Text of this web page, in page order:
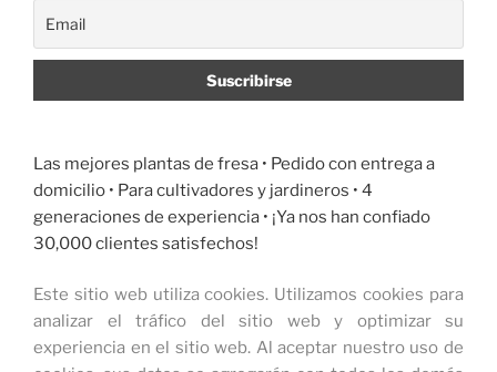
Las mejores plantas de fresa • Pedido con entrega a
domicilio • Para cultivadores y jardineros • 4
generaciones de experiencia • ¡Ya nos han confiado
30,000 clientes satisfechos!
Este sitio web utiliza cookies. Utilizamos cookies para
analizar el tráfico del sitio web y optimizar su
experiencia en el sitio web. Al aceptar nuestro uso de